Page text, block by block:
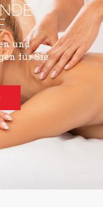
und
für Sie